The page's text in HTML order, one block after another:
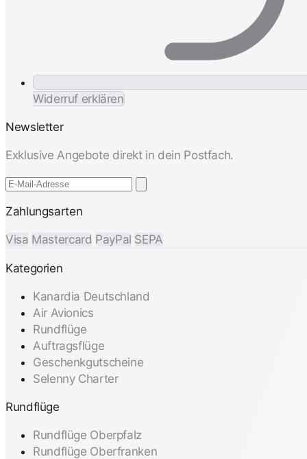
Widerruf erklären
Newsletter
Exklusive Angebote direkt in dein Postfach.
Zahlungsarten
Visa Mastercard PayPal SEPA
Kategorien
Kanardia Deutschland
Air Avionics
Rundflüge
Auftragsflüge
Geschenkgutscheine
Selenny Charter
Rundflüge
Rundflüge Oberpfalz
Rundflüge Oberfranken